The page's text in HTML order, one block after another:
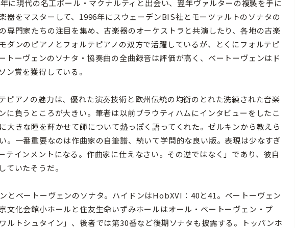
に現代の名工ポール・マクナルティと出会い、翌年ヴァルターの複製を手に
器をマスターして、1996年にスウェーデンBIS社とモーツァルトのソナタの
専門家たちの注目を集め、古楽器のオーケストラと共演したり、各地の古楽
ダンのピアノとフォルテピアノの双方で活躍しているが、とくにフォルテピ
トーヴェンのソナタ・協奏曲の全曲録音は評価が高く、ベートーヴェンはド
ン賞を獲得している。
ピアノの魅力は、優れた演奏技術と欧州伝統の均衡のとれた洗練された音楽
に負うところが大きい。筆者は以前ブラウティハムにインタビューをしたこ
大きな瞳を輝かせて師について熱っぽく語ってくれた。ゼルキンから教えら
。一番重要なのは作曲家の自筆譜、続いて学問的な良い版。表現は少なすぎ
テインメントになる。作曲家に仕えなさい。その逆ではなく」であり、彼自
ていたそうだ。
とベートーヴェンのソナタ。ハイドンはHobXVI：40と41。ベートーヴェン
文化会館小ホールと住友生命いずみホールはオール・ベートーヴェン・プ
ルトシュタイン」、後者では第30番など後期ソナタも披露する。トッパンホ